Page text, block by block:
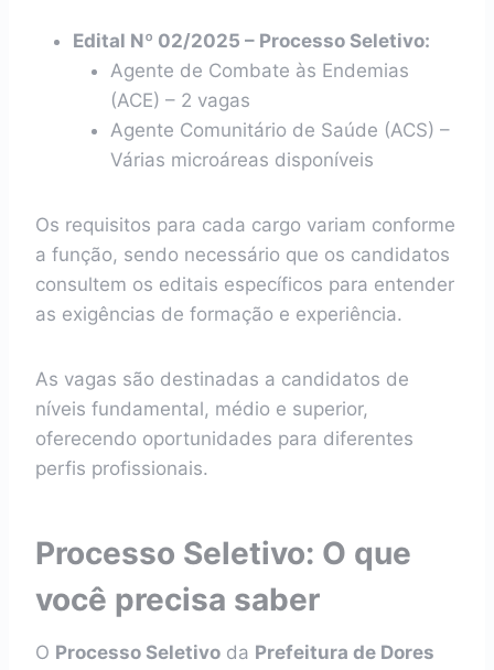
Edital Nº 02/2025 – Processo Seletivo:
Agente de Combate às Endemias
(ACE) – 2 vagas
Agente Comunitário de Saúde (ACS) –
Várias microáreas disponíveis
Os requisitos para cada cargo variam conforme
a função, sendo necessário que os candidatos
consultem os editais específicos para entender
as exigências de formação e experiência.
As vagas são destinadas a candidatos de
níveis fundamental, médio e superior,
oferecendo oportunidades para diferentes
perfis profissionais.
Processo Seletivo: O que
você precisa saber
O Processo Seletivo da Prefeitura de Dores